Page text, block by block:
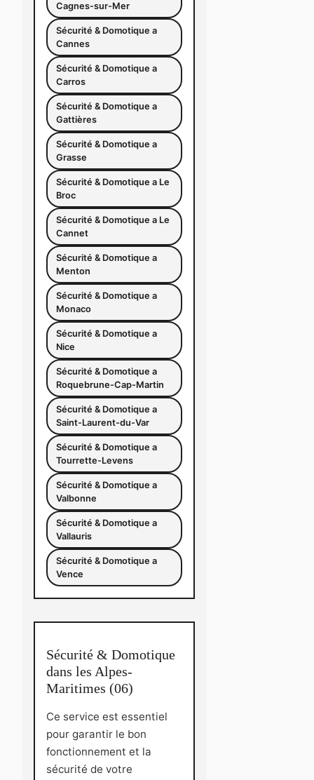
Cagnes-sur-Mer
Sécurité & Domotique a
Cannes
Sécurité & Domotique a
Carros
Sécurité & Domotique a
Gattières
Sécurité & Domotique a
Grasse
Sécurité & Domotique a Le
Broc
Sécurité & Domotique a Le
Cannet
Sécurité & Domotique a
Menton
Sécurité & Domotique a
Monaco
Sécurité & Domotique a
Nice
Sécurité & Domotique a
Roquebrune-Cap-Martin
Sécurité & Domotique a
Saint-Laurent-du-Var
Sécurité & Domotique a
Tourrette-Levens
Sécurité & Domotique a
Valbonne
Sécurité & Domotique a
Vallauris
Sécurité & Domotique a
Vence
Sécurité & Domotique
dans les Alpes-
Maritimes (06)
Ce service est essentiel
pour garantir le bon
fonctionnement et la
sécurité de votre